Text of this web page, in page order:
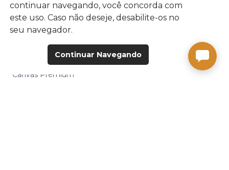
continuar navegando, você concorda com
este uso. Caso não deseje, desabilite-os no
seu navegador.
Continuar Navegando
Fotolivro Plus
Estojos
Fotos 10x15cm
Canvas Premium